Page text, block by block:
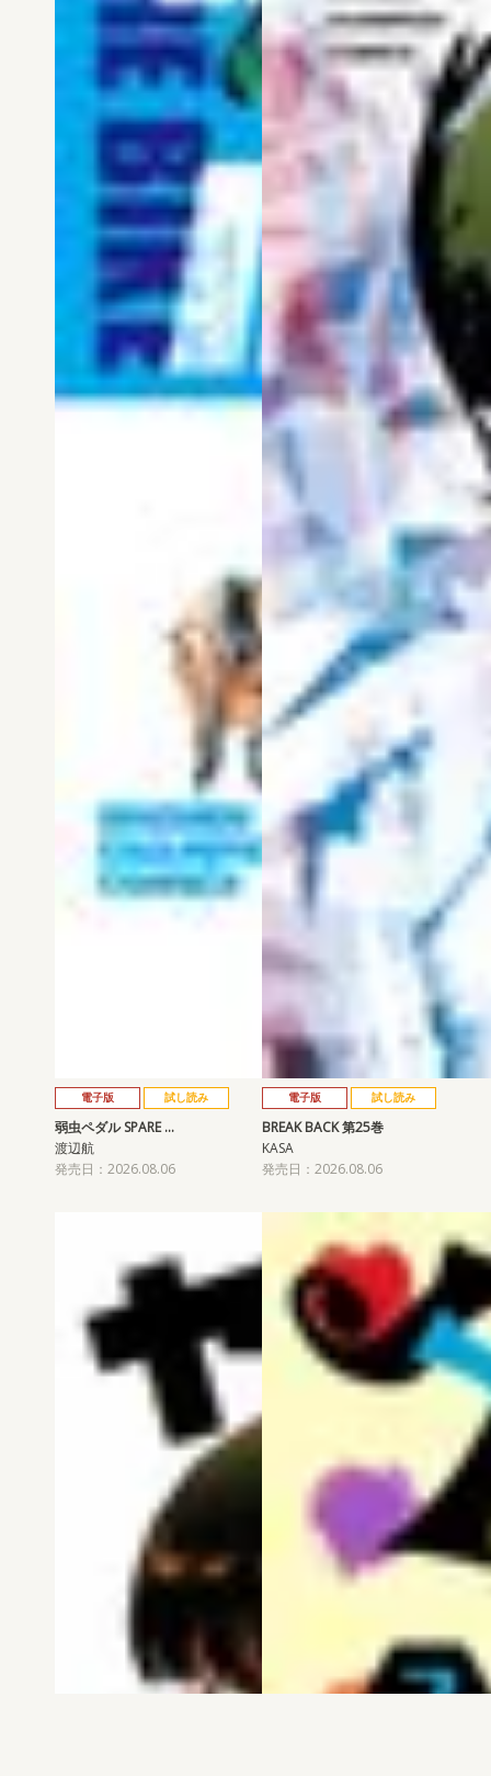
電子版 試し読み
弱虫ペダル SPARE …
渡辺航
発売日：2026.08.06
電子版 試し読み
BREAK BACK 第25巻
KASA
発売日：2026.08.06